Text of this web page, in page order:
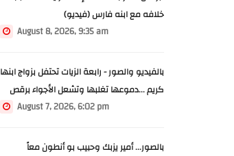
خلافه مع ابنه فارس (فيديو)
August 8, 2026, 9:35 am
بالفيديو والصور - رابعة الزيات تحتفل بزواج ابنها
كريم ...دموعها تغلبها وتشعل الأجواء برقص
August 7, 2026, 6:02 pm
بالصور... أمير يزبك وحبيب بو أنطون معاً